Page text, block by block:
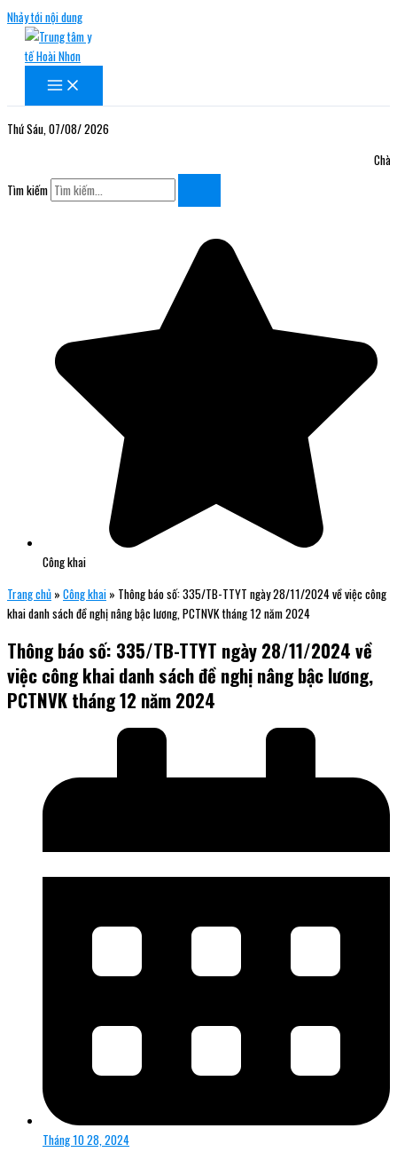
Nhảy tới nội dung
Thứ Sáu, 07/08/ 2026
Tìm kiếm
Công khai
Trang chủ » Công khai » Thông báo số: 335/TB-TTYT ngày 28/11/2024 về việc công
khai danh sách đề nghị nâng bậc lương, PCTNVK tháng 12 năm 2024
Thông báo số: 335/TB-TTYT ngày 28/11/2024 về
việc công khai danh sách đề nghị nâng bậc lương,
PCTNVK tháng 12 năm 2024
Tháng 10 28, 2024